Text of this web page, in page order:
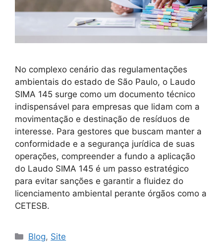
No complexo cenário das regulamentações
ambientais do estado de São Paulo, o Laudo
SIMA 145 surge como um documento técnico
indispensável para empresas que lidam com a
movimentação e destinação de resíduos de
interesse. Para gestores que buscam manter a
conformidade e a segurança jurídica de suas
operações, compreender a fundo a aplicação
do Laudo SIMA 145 é um passo estratégico
para evitar sanções e garantir a fluidez do
licenciamento ambiental perante órgãos como a
CETESB.
Blog, Site